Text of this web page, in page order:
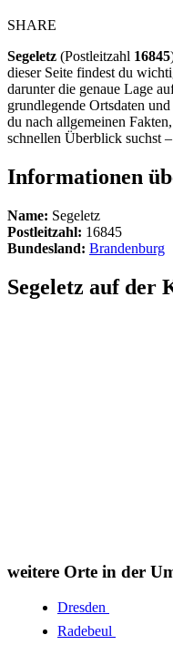
SHARE
Segeletz (Postleitzahl 16845
dieser Seite findest du
darunter die genaue Lage
grundlegende Ortsdaten
du nach allgemeinen
schnellen Überblick suchst
Informationen
Name: Segeletz
Postleitzahl: 16845
Bundesland: Brandenburg
Segeletz auf der
weitere Orte in der
Dresden
Radebeul